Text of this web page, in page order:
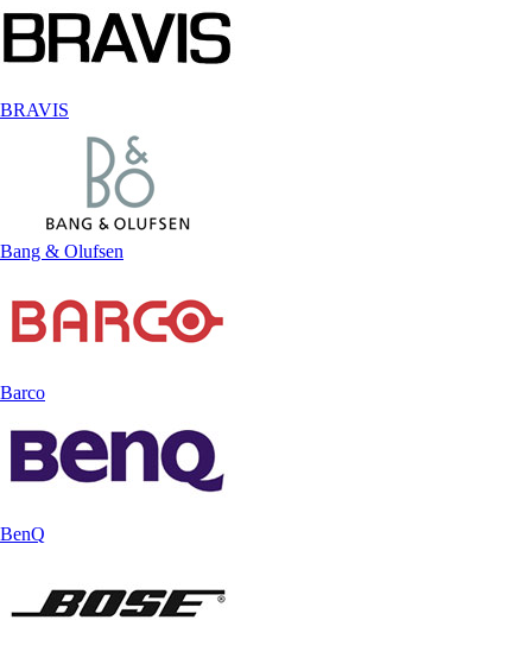
BRAVIS
Bang & Olufsen
Barco
BenQ